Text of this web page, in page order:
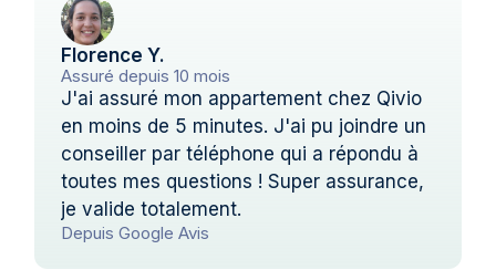
Florence Y.
Assuré depuis 10 mois
J'ai assuré mon appartement chez Qivio
en moins de 5 minutes. J'ai pu joindre un
conseiller par téléphone qui a répondu à
toutes mes questions ! Super assurance,
je valide totalement.
Depuis Google Avis